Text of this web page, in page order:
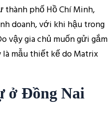
phố Hồ Chí Minh,
doanh, với khi hậu trong
vậy gia chủ muốn gửi gắm
là mẫu thiết kế do Matrix
ở Đồng Nai